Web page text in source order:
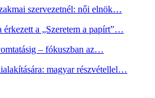
szervezetnél: női elnök…
érkezett a „Szeretem a papírt”…
– fókuszban az…
magyar részvétellel…